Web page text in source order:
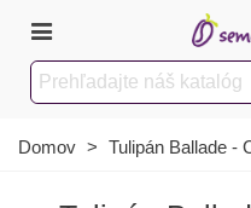
Domov > Tulipán Ballade -